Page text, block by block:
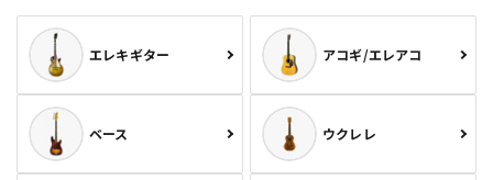
エレキギター アコギ/エレアコ
ベース ウクレレ